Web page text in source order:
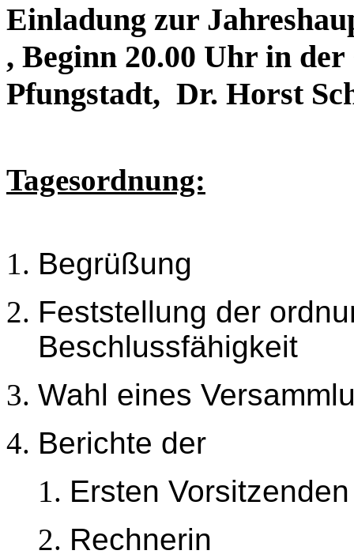
Einladung zur
, Beginn 20.00 Uhr in
Pfungstadt, Dr. Horst
Tagesordnung:
Begrüßung
Feststellung der
Beschlussfähigkeit
Wahl eines
Berichte der
Ersten
Rechnerin